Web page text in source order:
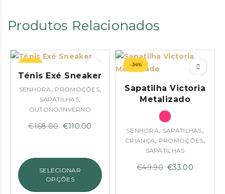
Produtos Relacionados
–35%
Ténis Exé Sneaker
SENHORA, PROMOÇÕES,
SAPATILHAS,
OUTONO/INVERNO
€168.00 O
€168.00.
€110.00
é:
€110.00.
SELECIONAR
OPÇÕES
–34%
Sapatilha Victoria
Metalizado
SENHORA, SAPATILHAS,
CRIANÇA, PROMOÇÕES,
SAPATILHAS
€49.90 O
€33.00